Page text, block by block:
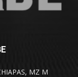
MZ M